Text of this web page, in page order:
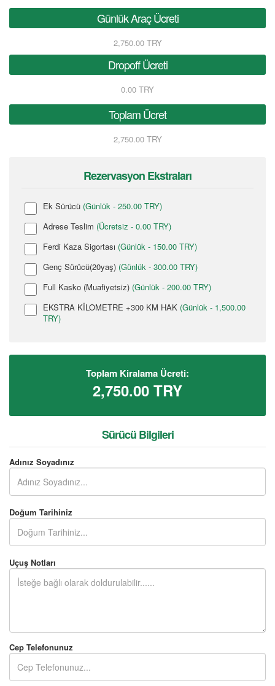
Günlük Araç Ücreti
2,750.00 TRY
Dropoff Ücreti
0.00 TRY
Toplam Ücret
2,750.00 TRY
Rezervasyon Ekstraları
Ek Sürücü (Günlük - 250.00 TRY)
Adrese Teslim (Ücretsiz - 0.00 TRY)
Ferdi Kaza Sigortası (Günlük - 150.00 TRY)
Genç Sürücü(20yaş) (Günlük - 300.00 TRY)
Full Kasko (Muafiyetsiz) (Günlük - 200.00 TRY)
EKSTRA KİLOMETRE +300 KM HAK (Günlük - 1,500.00
TRY)
Toplam Kiralama Ücreti:
2,750.00 TRY
Sürücü Bilgileri
Adınız Soyadınız
Doğum Tarihiniz
Uçuş Notları
Cep Telefonunuz